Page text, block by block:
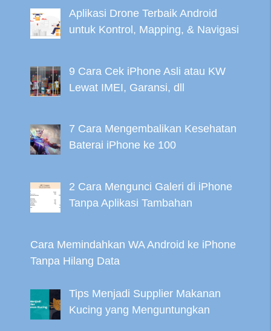
Aplikasi Drone Terbaik Android
untuk Kontrol, Mapping, & Navigasi
9 Cara Cek iPhone Asli atau KW
Lewat IMEI, Garansi, dll
7 Cara Mengembalikan Kesehatan
Baterai iPhone ke 100
2 Cara Mengunci Galeri di iPhone
Tanpa Aplikasi Tambahan
Cara Memindahkan WA Android ke iPhone
Tanpa Hilang Data
Tips Menjadi Supplier Makanan
Kucing yang Menguntungkan